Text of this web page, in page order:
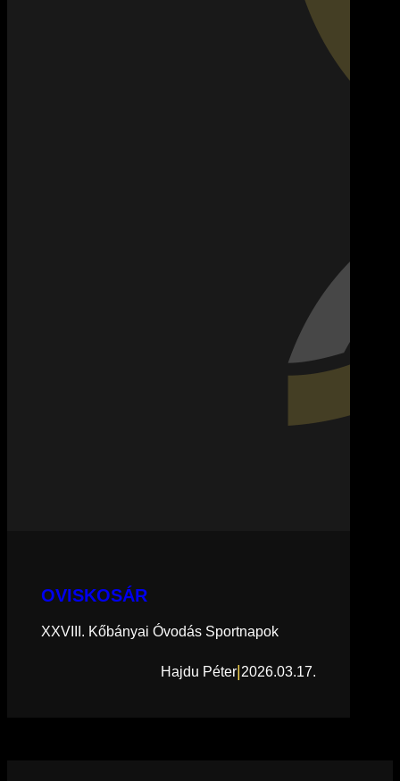
OVISKOSÁR
XXVIII. Kőbányai Óvodás Sportnapok
Hajdu Péter 2026.03.17.